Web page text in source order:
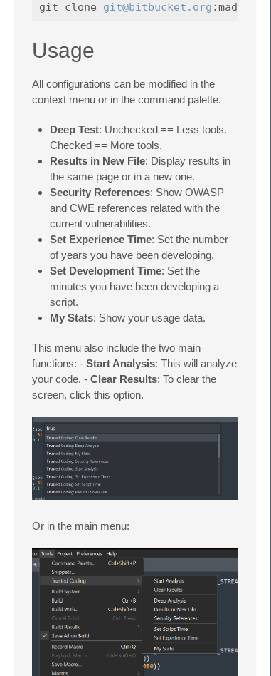
git clone git@bitbucket.org
Usage
All configurations can be modified in the
context menu or in the command palette.
Deep Test: Unchecked == Less tools.
Checked == More tools.
Results in New File: Display results in
the same page or in a new one.
Security References: Show OWASP
and CWE references related with the
current vulnerabilities.
Set Experience Time: Set the number
of years you have been developing.
Set Development Time: Set the
minutes you have been developing a
script.
My Stats: Show your usage data.
This menu also include the two main
functions: - Start Analysis: This will analyze
your code. - Clear Results: To clear the
screen, click this option.
Or in the main menu: